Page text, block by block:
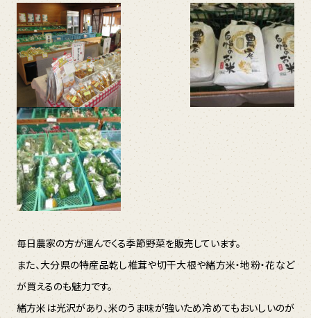
毎日農家の方が運んでくる季節野菜を販売しています。
また、大分県の特産品乾し椎茸や切干大根や緒方米・地粉・花など
が買えるのも魅力です。
緒方米は光沢があり、米のうま味が強いため冷めてもおいしいのが